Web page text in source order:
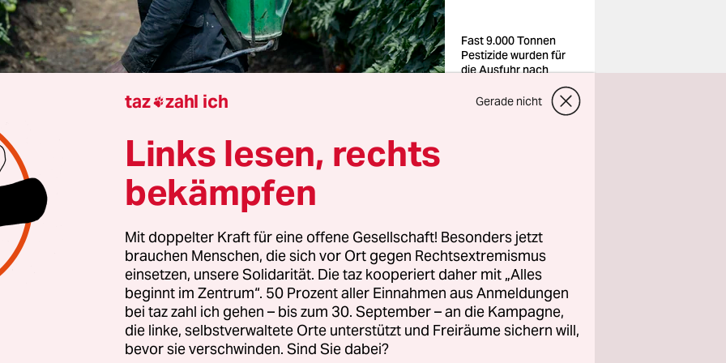
Fast 9.000 Tonnen
Pestizide wurden für
die Ausfuhr nach
Foto: Joerg
Maurin
Union hat massiv die
Exporte von Pestiziden
in EU-Ländern wegen inakzeptabler Gesundheits- oder
verboten sind. Das Volumen habe sich 2024 im
letzten Datenanalyse 2018ohne das 2020 aus der EU
Großbritannien auf fast 122.000 Tonnen mehr als
Das berichteten die konzernkritische Organisation Public
die Investigativabteilung von Greenpeace UK.
taz zahl ich Gerade nicht
Links lesen, rechts
bekämpfen
Mit doppelter Kraft für eine offene Gesellschaft! Besonders jetzt
brauchen Menschen, die sich vor Ort gegen Rechtsextremismus
einsetzen, unsere Solidarität. Die taz kooperiert daher mit „Alles
beginnt im Zentrum“. 50 Prozent aller Einnahmen aus Anmeldungen
bei taz zahl ich gehen – bis zum 30. September – an die Kampagne,
die linke, selbstverwaltete Orte unterstützt und Freiräume sichern will,
bevor sie verschwinden. Sind Sie dabei?